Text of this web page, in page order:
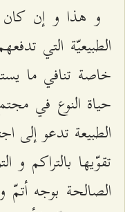
و هذا و إن كان
الطبيعيّة التي
خاصة تنافي ما
حياة النوع في
الطبيعة تدعو إلى
تقوّيها بالتراكم و
الصالحة بوجه